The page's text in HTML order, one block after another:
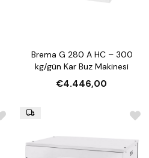
Brema G 280 A HC – 300
kg/gün Kar Buz Makinesi
€4.446,00